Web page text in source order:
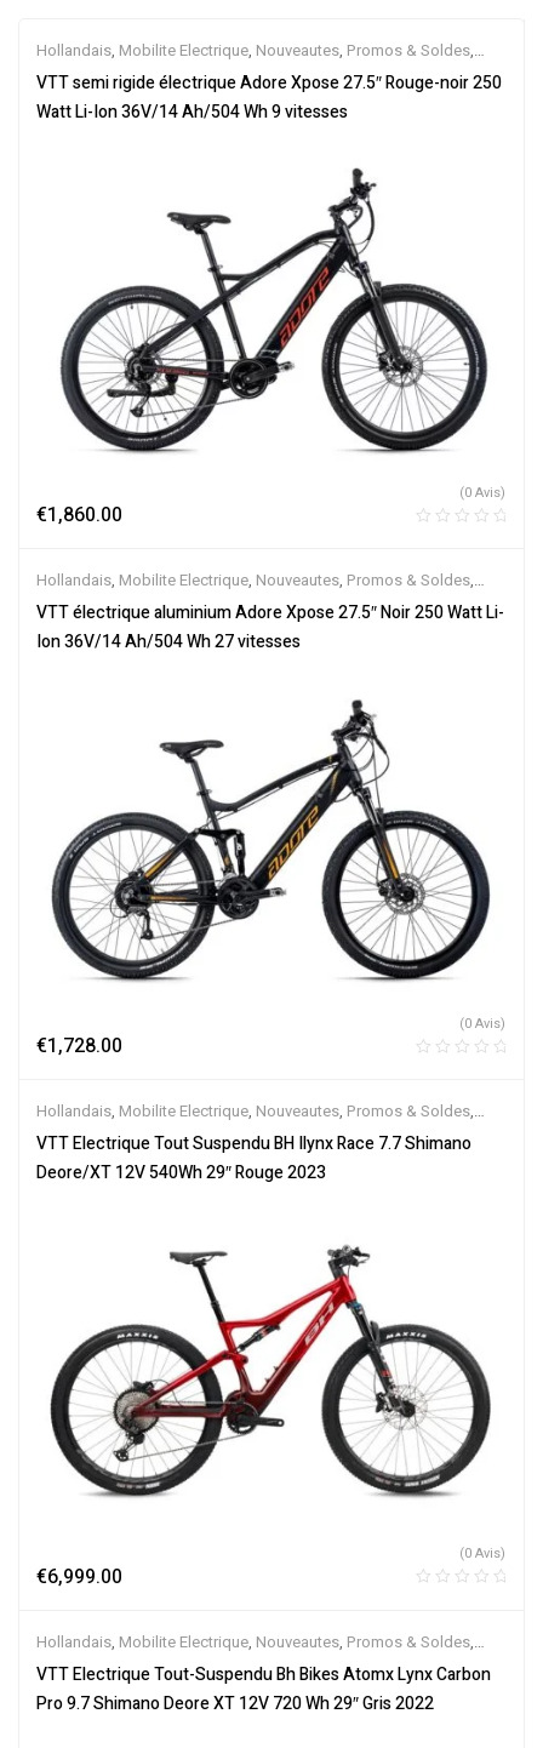
Hollandais, Mobilite Electrique, Nouveautes, Promos & Soldes,
Semi-Rigides,Vélo électrique ville,Velos Electriques,VTT
Électriques
VTT semi rigide électrique Adore Xpose 27.5″ Rouge-noir 250
Watt Li-Ion 36V/14 Ah/504 Wh 9 vitesses
€1,860.00
(0 Avis)
Hollandais, Mobilite Electrique, Nouveautes, Promos & Soldes,
Tout-Suspendus,Vélo électrique ville,Velos Electriques,VTT
Électriques
VTT électrique aluminium Adore Xpose 27.5″ Noir 250 Watt Li-
Ion 36V/14 Ah/504 Wh 27 vitesses
€1,728.00
(0 Avis)
Hollandais, Mobilite Electrique, Nouveautes, Promos & Soldes,
Tout-Suspendus,Vélo électrique ville,Velos Electriques,VTT
Électriques
VTT Electrique Tout Suspendu BH Ilynx Race 7.7 Shimano
Deore/XT 12V 540Wh 29″ Rouge 2023
€6,999.00
(0 Avis)
Hollandais, Mobilite Electrique, Nouveautes, Promos & Soldes,
Tout-Suspendus ,Vélo électrique ville,Velos Electriques,VTT
Électriques
VTT Electrique Tout-Suspendu Bh Bikes Atomx Lynx Carbon
Pro 9.7 Shimano Deore XT 12V 720 Wh 29″ Gris 2022